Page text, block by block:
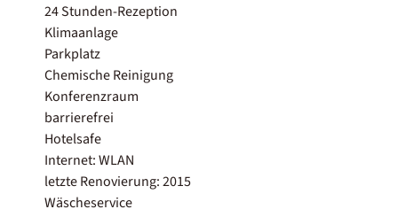
24 Stunden-Rezeption
Klimaanlage
Parkplatz
Chemische Reinigung
Konferenzraum
barrierefrei
Hotelsafe
Internet: WLAN
letzte Renovierung: 2015
Wäscheservice